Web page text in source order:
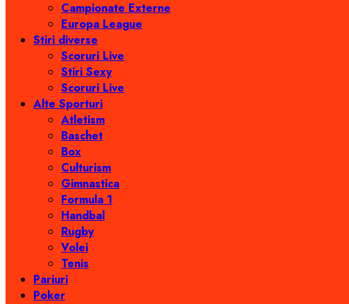
Campionate Externe
Europa League
Stiri diverse
Scoruri Live
Stiri Sexy
Scoruri Live
Alte Sporturi
Atletism
Baschet
Box
Culturism
Gimnastica
Formula 1
Handbal
Rugby
Volei
Tenis
Pariuri
Poker